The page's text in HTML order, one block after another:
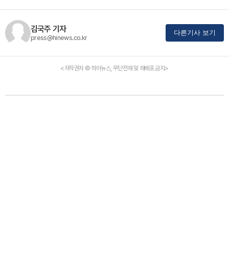
김국주 기자
press@hinews.co.kr
다른기사 보기
<저작권자 © 하이뉴스, 무단전재 및 재배포 금지>